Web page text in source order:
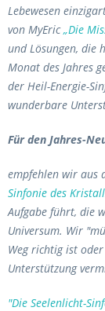
Lebewesen
von MyEric„Die
und Lösungen, die
Monat des Jahres
der Heil-Energie-
wunderbare
Für den Jahres-
empfehlen wir aus
Sinfonie des
Aufgabe führt, die
Universum. Wir
Weg richtig ist
Unterstützung
"Die Seelenlicht-